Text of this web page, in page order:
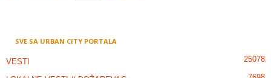
SVE SA URBAN CITY PORTALA
VESTI 25078